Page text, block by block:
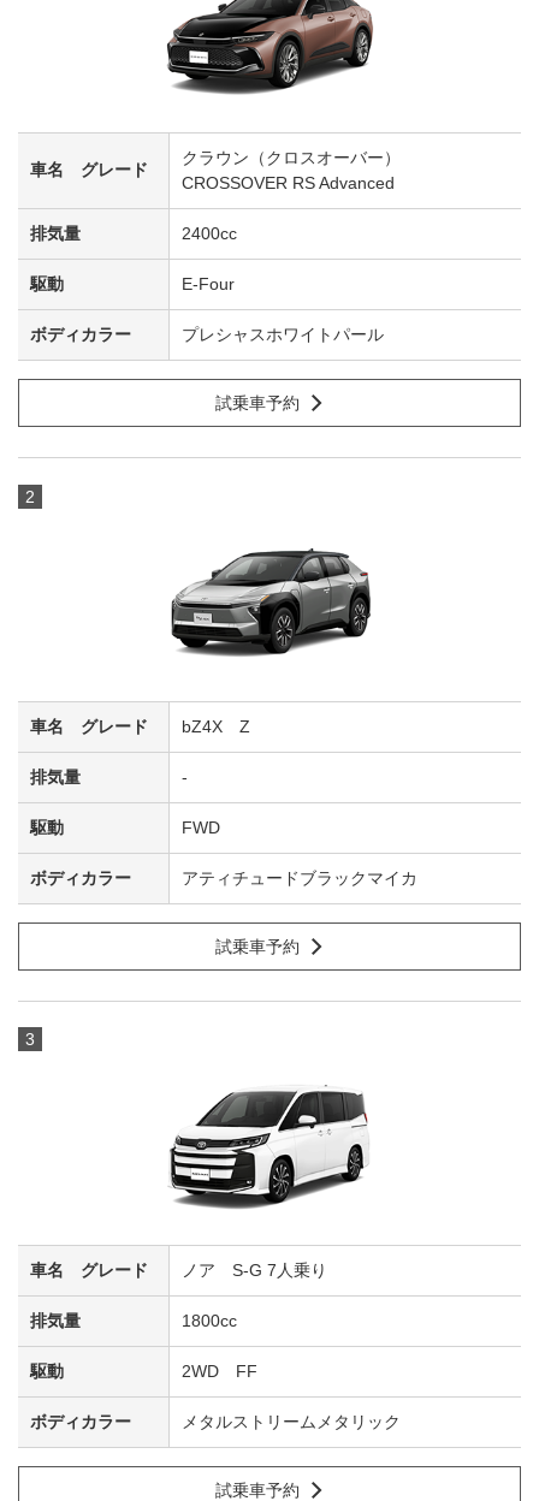
クラウン（クロスオーバー）
CROSSOVER RS Advanced
2400cc
E-Four
プレシャスホワイトパール
試乗車予約
2
bZ4X Z
-
FWD
アティチュードブラックマイカ
試乗車予約
3
ノア S-G 7人乗り
1800cc
2WD FF
メタルストリームメタリック
試乗車予約